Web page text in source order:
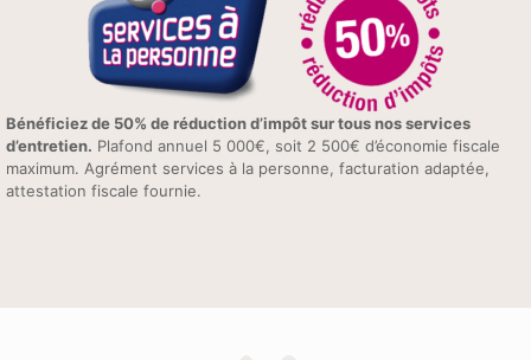
Bénéficiez de 50% de réduction d’impôt sur tous nos services
d’entretien. Plafond annuel 5 000€, soit 2 500€ d’économie fiscale
maximum. Agrément services à la personne, facturation adaptée,
attestation fiscale fournie.